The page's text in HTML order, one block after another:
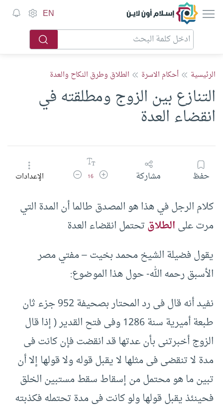
إسلام أون لاين EN
الرئيسية أحكام الاسرة الطلاق وطرق النكاح والعدة
التنازع بين الزوج ومطلقته في
انقضاء العدة
حفظ مشاركة زيادة حجم الخط
16 تقليل حجم الخطالإعدادات
كلام الرجل في هذا هو المصدق طالما أن المدة التي
مرت علىالطلاقتحتمل انقضاء العدة
يقول فضيلة الشيخ محمد بخيت – مفتي مصر
الأسبق رحمه الله- حول هذا الموضوع:
نفيد أنه قال فى رد المحتار بصحيفة 952 جزء ثان
طبعة أميرية سنة 1286 وفى فتح القدير ( إذا قال
الزوج أخبرتنى بأن عدتها قد انقضت فإن كانت فى
مدة لا تنقضى فى مثلها لا يقبل قوله ولا قولها إلا أن
تبين ما هو محتمل من إسقاط سقط مستبين الخلق
فحينئذ يقبل قولها ولو كانت فى مدة تحتمله فكذبته